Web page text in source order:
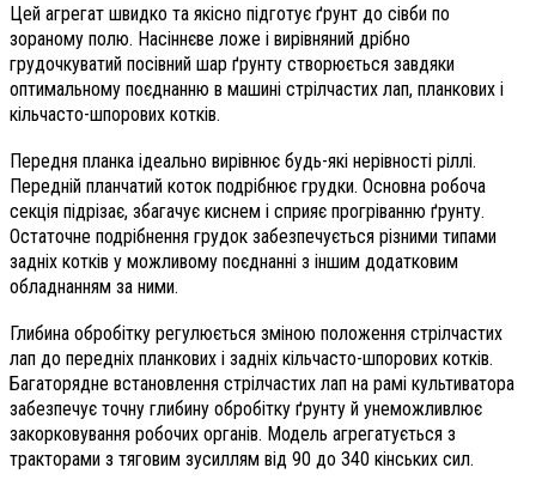
Цей агрегат швидко та якісно підготує ґрунт до сівби по
зораному полю. Насіннєве ложе і вирівняний дрібно
грудочкуватий посівний шар ґрунту створюється завдяки
оптимальному поєднанню в машині стрілчастих лап, планкових і
кільчасто-шпорових котків.
Передня планка ідеально вирівнює будь-які нерівності ріллі.
Передній планчатий коток подрібнює грудки. Основна робоча
секція підрізає, збагачує киснем і сприяє прогріванню ґрунту.
Остаточне подрібнення грудок забезпечується різними типами
задніх котків у можливому поєднанні з іншим додатковим
обладнанням за ними.
Глибина обробітку регулюється зміною положення стрілчастих
лап до передніх планкових і задніх кільчасто-шпорових котків.
Багаторядне встановлення стрілчастих лап на рамі культиватора
забезпечує точну глибину обробітку ґрунту й унеможливлює
закорковування робочих органів. Модель агрегатується з
тракторами з тяговим зусиллям від 90 до 340 кінських сил.